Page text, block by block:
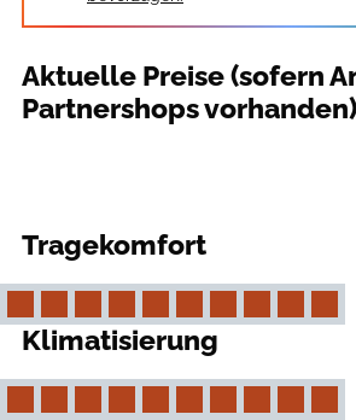
Aktuelle Preise (sofern
Partnershops vorhanden)
Tragekomfort
Klimatisierung